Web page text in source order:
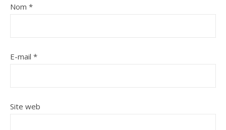
Nom *
E-mail *
Site web